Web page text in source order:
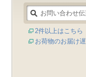
2件以上はこちら
お荷物のお届け